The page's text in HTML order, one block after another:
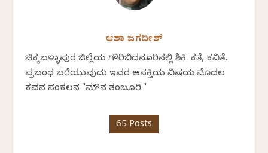
ಆಶಾ ಜಗದೀಶ್
ಚಿಕ್ಕಬಳ್ಳಾಪುರ ಜಿಲ್ಲೆಯ ಗೌರಿಬಿದನೂರಿನಲ್ಲಿ ಶಿಕ್ಷಕಿ. ಕತೆ, ಕವಿತೆ,
ಪ್ರಬಂಧ ಬರೆಯುವುದು ಇವರ ಆಸಕ್ತಿಯ ವಿಷಯ.ಮೊದಲ
ಕವನ ಸಂಕಲನ "ಮೌನ ತಂಬೂರಿ."
65 Posts